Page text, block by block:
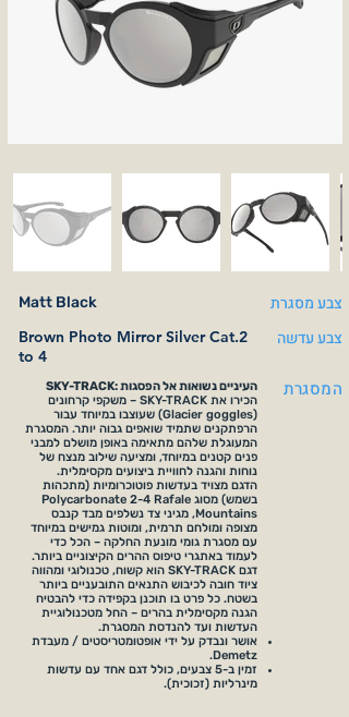
Matt Black צבע מסגרת
Brown Photo Mirror Silver Cat.2
to 4
צבע עדשה
SKY-TRACK: העיניים נשואות אל הפסגות
הכירו את SKY-TRACK – משקפי קרחונים
(Glacier goggles) שעוצבו במיוחד עבור
הרפתקנים שתמיד שואפים גבוה יותר. המסגרת
המעוגלת שלהם מתאימה באופן מושלם למבני
פנים קטנים במיוחד, ומציעה שילוב מנצח של
נוחות והגנה לחוויית ביצועים מקסימלית.
הדגם מצויד בעדשות פוטוכרומיות (מתכהות
בשמש) מסוג Polycarbonate 2-4 Rafale
Mountains, מגיני צד נשלפים מבד קנבס
מצופה ומולחם תרמית, ומוטות גמישים במיוחד
עם מסגרת גומי מונעת החלקה – הכל כדי
לעמוד באתגרי טיפוס ההרים הקיצוניים ביותר.
דגם SKY-TRACK הוא קשוח, טכנולוגי ומהווה
ציוד חובה לכיבוש התנאים התובעניים ביותר
בשטח. כל פרט בו תוכנן בקפידה כדי להבטיח
הגנה מקסימלית בהרים – החל מטכנולוגיית
העדשות ועד להנדסת המסגרת.
אושר ונבדק על ידי אופטומטריסטים / מעבדת
Demetz.
זמין ב-5 צבעים, כולל דגם אחד עם עדשות
מינרליות (זכוכית).
המסגרת